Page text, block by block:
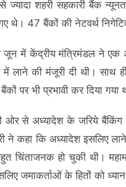
ज्यादा शहरी सहकारी बैंक
थे। 47 बैंकों की नेटवर्थ
में केंद्रीय मंत्रिमंडल ने एक
लाने की मंजूरी दी थी। साथ
पर भी प्रभावी कर दिया गया
ओर से अध्यादेश के जरिये
ने कहा कि अध्यादेश इसलिए
चिंताजनक हो चुकी थी।
जमाकर्ताओं के हितों को